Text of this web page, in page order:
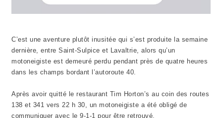
C’est une aventure plutôt inusitée qui s’est produite la semaine
dernière, entre Saint-Sulpice et Lavaltrie, alors qu’un
motoneigiste est demeuré perdu pendant près de quatre heures
dans les champs bordant l’autoroute 40.
Après avoir quitté le restaurant Tim Horton’s au coin des routes
138 et 341 vers 22 h 30, un motoneigiste a été obligé de
communiquer avec le 9-1-1 pour être retrouvé.